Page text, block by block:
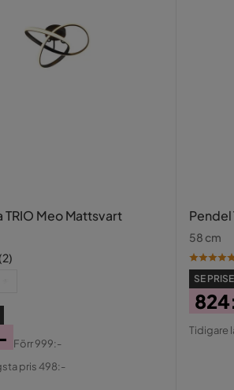
TRIO Meo Mattsvart
2)
Förr999:-
pris 498:-
Pendel
58 cm
SE
Pris
Tidigare